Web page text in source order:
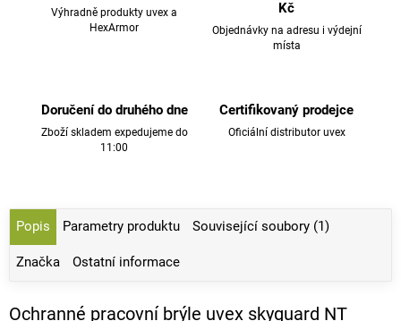
Výhradně produkty uvex a
HexArmor
Kč
Objednávky na adresu i výdejní
místa
Doručení do druhého dne
Zboží skladem expedujeme do
11:00
Certifikovaný prodejce
Oficiální distributor uvex
Popis Parametry produktu Související soubory (1)
Značka Ostatní informace
Ochranné pracovní brýle uvex skyguard NT